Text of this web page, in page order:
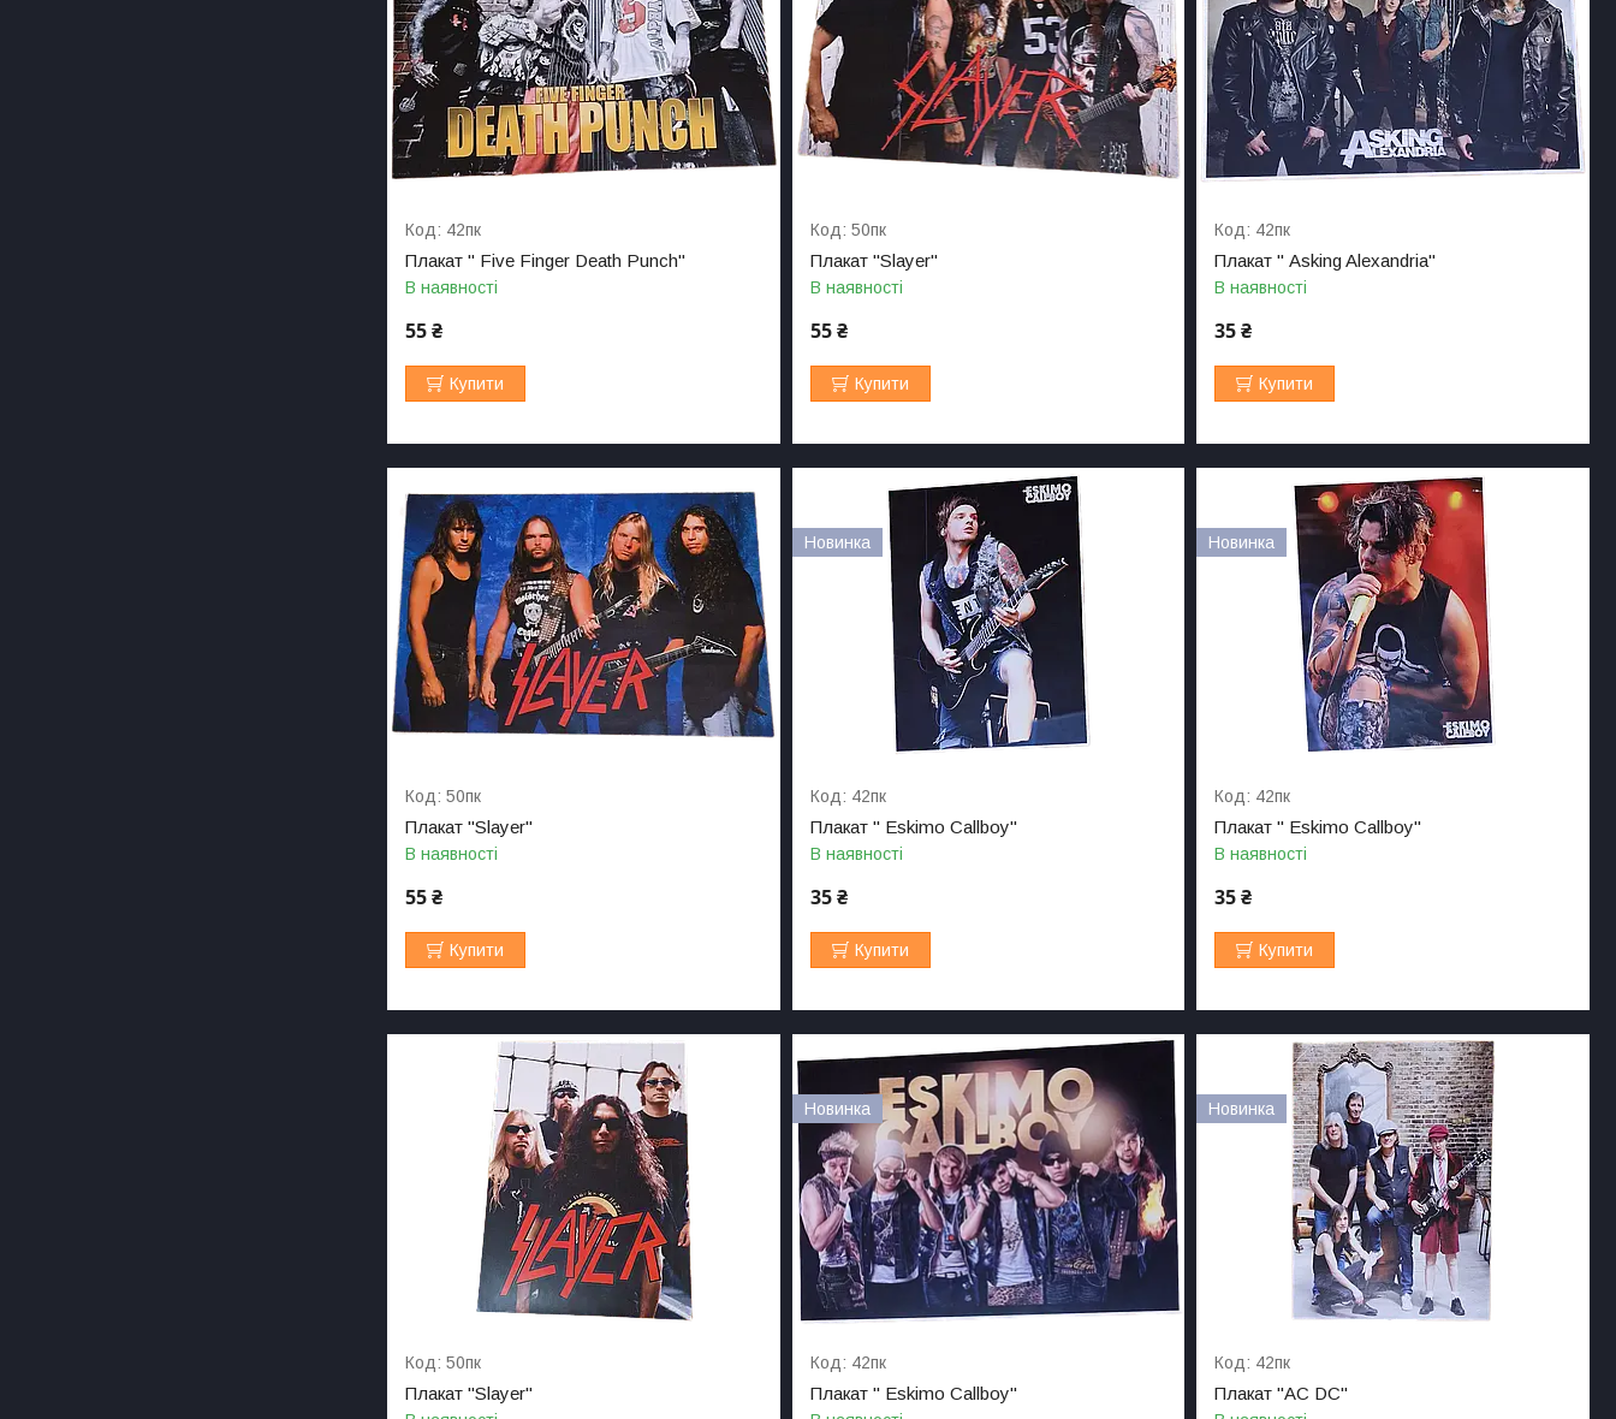
42пк
Плакат " Five Finger Death Punch"
В наявності
55 ₴
Купити
50пк
Плакат "Slayer"
В наявності
55 ₴
Купити
42пк
Плакат " Asking Alexandria"
В наявності
35 ₴
Купити
50пк
Плакат "Slayer"
В наявності
55 ₴
Купити
Новинка
42пк
Плакат " Eskimo Сallboy"
В наявності
35 ₴
Купити
Новинка
42пк
Плакат " Eskimo Сallboy"
В наявності
35 ₴
Купити
50пк
Плакат "Slayer"
Новинка
42пк
Плакат " Eskimo Сallboy"
Новинка
42пк
Плакат "AC DC"